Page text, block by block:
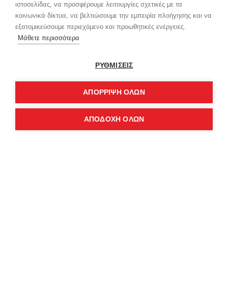
SHAIKKO ΜΠΛΟΥΖΑ CROP LONG VINTAGE SKU224TQ06-2020V
FILTER PRODUCTS
ιστοσελίδας, να προσφέρουμε λειτουργίες σχετικές με τα
κοινωνικά δίκτυα, να βελτιώσουμε την εμπειρία πλοήγησης και να
εξατομικεύσουμε περιεχόμενο και προωθητικές ενέργειες.
Μάθετε περισσότερα
ΡΥΘΜΙΣΕΙΣ
ΑΠΌΡΡΙΨΗ ΌΛΩΝ
ΑΠΟΔΟΧΗ ΟΛΩΝ